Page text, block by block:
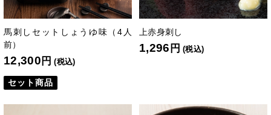
馬刺しセットしょうゆ味（4人
前）
12,300 円 (税込)
セット商品
上赤身刺し
1,296 円 (税込)